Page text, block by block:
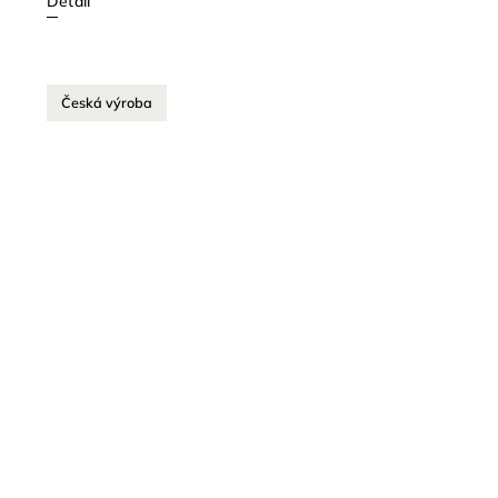
Česká výroba